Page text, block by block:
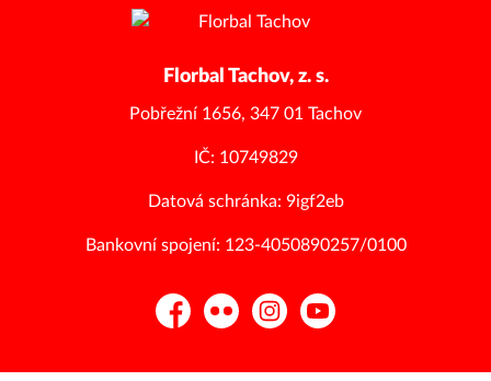
Florbal Tachov, z. s.
Pobřežní 1656, 347 01 Tachov
IČ: 10749829
Datová schránka: 9igf2eb
Bankovní spojení: 123-4050890257/0100
FacebookFlickr InstagramYouTube